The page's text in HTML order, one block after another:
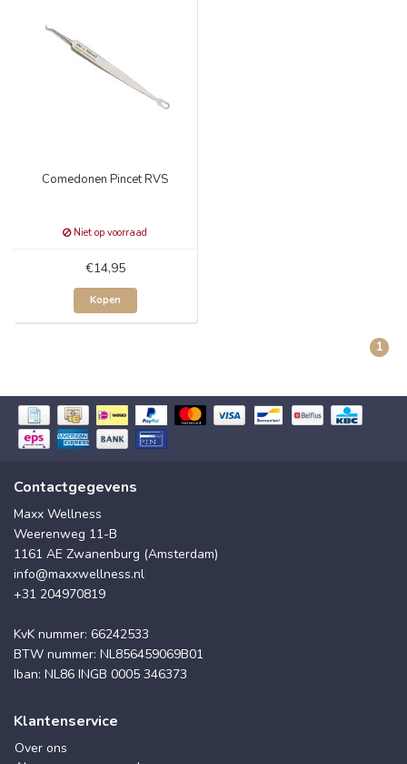
Comedonen Pincet RVS
Niet op voorraad
€14,95
Kopen
1
Contactgegevens
Maxx Wellness
Weerenweg 11-B
1161 AE Zwanenburg (Amsterdam)
info@maxxwellness.nl
+31 204970819
KvK nummer: 66242533
BTW nummer: NL856459069B01
Iban: NL86 INGB 0005 346373
Klantenservice
Over ons